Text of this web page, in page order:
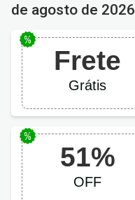
de agosto de 2026
Frete
Grátis
51%
OFF